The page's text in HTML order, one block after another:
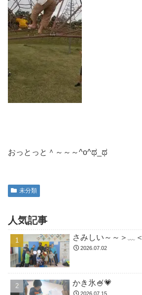
おっとっと＾～～～^o^ಥ_ಥ
未分類
人気記事
さみしい～～＞﹏＜
2026.07.02
かき氷🍧💗
2026.07.15